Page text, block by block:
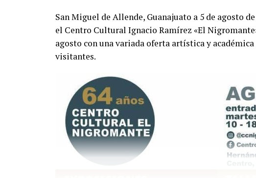
San Miguel de Allende, Guanajuato a 5 de agosto
el Centro Cultural Ignacio Ramírez «El
agosto con una variada oferta artística y
visitantes.